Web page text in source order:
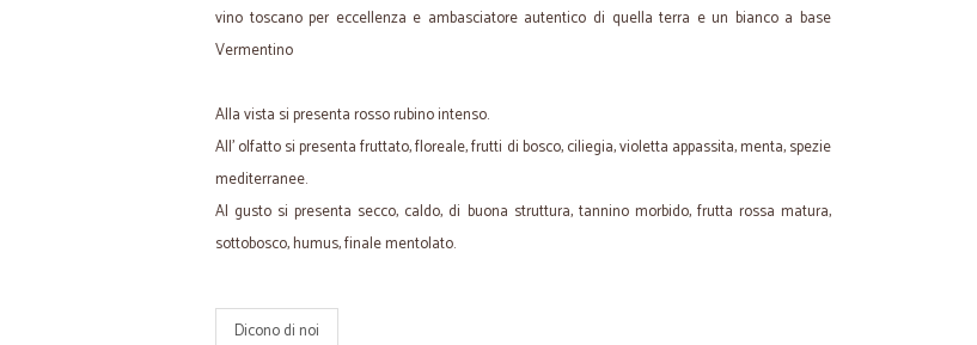
vino toscano per eccellenza e ambasciatore autentico di quella terra e un bianco a base
Vermentino
Alla vista si presenta rosso rubino intenso.
All' olfatto si presenta fruttato, floreale, frutti di bosco, ciliegia, violetta appassita, menta, spezie
mediterranee.
Al gusto si presenta secco, caldo, di buona struttura, tannino morbido, frutta rossa matura,
sottobosco, humus, finale mentolato.
Dicono di noi